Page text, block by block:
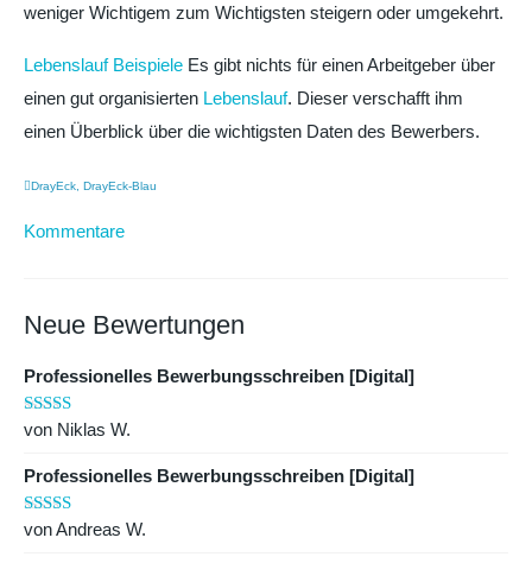
weniger Wichtigem zum Wichtigsten steigern oder umgekehrt.
Lebenslauf Beispiele Es gibt nichts für einen Arbeitgeber über
einen gut organisierten Lebenslauf. Dieser verschafft ihm
einen Überblick über die wichtigsten Daten des Bewerbers.
DrayEck DrayEck-Blau
Kommentare
Neue Bewertungen
Professionelles Bewerbungsschreiben [Digital]
Bewertet mit
von Niklas W.
Professionelles Bewerbungsschreiben [Digital]
Bewertet mit
von Andreas W.